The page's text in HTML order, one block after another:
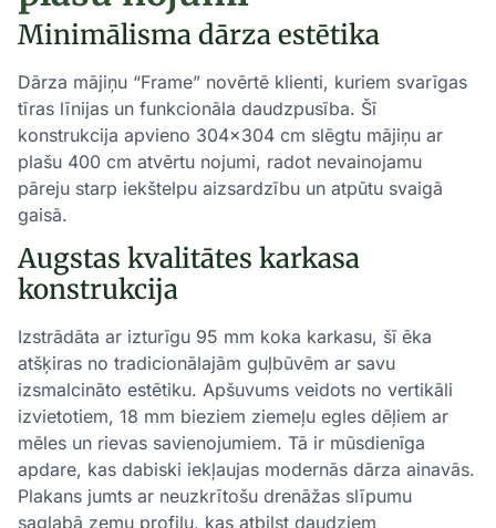
Minimālisma dārza estētika
Dārza mājiņu “Frame” novērtē klienti, kuriem svarīgas
tīras līnijas un funkcionāla daudzpusība. Šī
konstrukcija apvieno 304×304 cm slēgtu mājiņu ar
plašu 400 cm atvērtu nojumi, radot nevainojamu
pāreju starp iekštelpu aizsardzību un atpūtu svaigā
gaisā.
Augstas kvalitātes karkasa
konstrukcija
Izstrādāta ar izturīgu 95 mm koka karkasu, šī ēka
atšķiras no tradicionālajām guļbūvēm ar savu
izsmalcināto estētiku. Apšuvums veidots no vertikāli
izvietotiem, 18 mm bieziem ziemeļu egles dēļiem ar
mēles un rievas savienojumiem. Tā ir mūsdienīga
apdare, kas dabiski iekļaujas modernās dārza ainavās.
Plakans jumts ar neuzkrītošu drenāžas slīpumu
saglabā zemu profilu, kas atbilst daudziem